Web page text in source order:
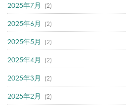
2025年7月 (2)
2025年6月 (2)
2025年5月 (2)
2025年4月 (2)
2025年3月 (2)
2025年2月 (2)